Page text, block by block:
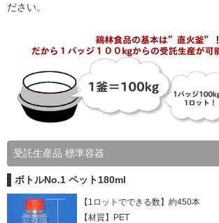
ださい。
受託生産品 標準容器
ボトルNo.1 ペット180ml
【1ロットでできる数】約450本
【材質】PET